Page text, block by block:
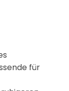
für